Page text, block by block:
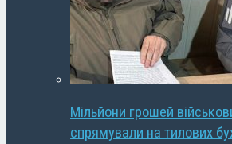
Мільйони грошей
спрямували на тилових